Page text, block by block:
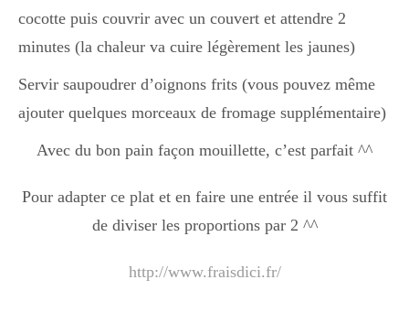
cocotte puis couvrir avec un couvert et attendre 2
minutes (la chaleur va cuire légèrement les jaunes)
Servir saupoudrer d’oignons frits (vous pouvez même
ajouter quelques morceaux de fromage supplémentaire)
Avec du bon pain façon mouillette, c’est parfait ^^
Pour adapter ce plat et en faire une entrée il vous suffit
de diviser les proportions par 2 ^^
http://www.fraisdici.fr/